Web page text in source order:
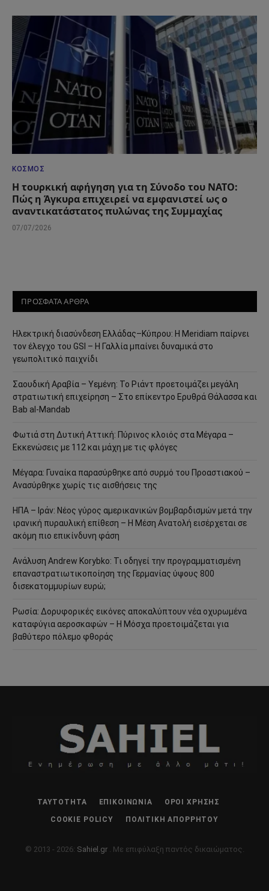
ΚΌΣΜΟΣ
Η τουρκική αφήγηση για τη Σύνοδο του ΝΑΤΟ:
Πώς η Άγκυρα επιχειρεί να εμφανιστεί ως ο
αναντικατάστατος πυλώνας της Συμμαχίας
07/07/2026
ΠΡΟΣΦΑΤΑ ΑΡΘΡΑ
Ηλεκτρική διασύνδεση Ελλάδας–Κύπρου: Η Meridiam παίρνει
τον έλεγχο του GSI – Η Γαλλία μπαίνει δυναμικά στο
γεωπολιτικό παιχνίδι
Σαουδική Αραβία – Υεμένη: Το Ριάντ προετοιμάζει μεγάλη
στρατιωτική επιχείρηση – Στο επίκεντρο Ερυθρά Θάλασσα και
Bab al-Mandab
Φωτιά στη Δυτική Αττική: Πύρινος κλοιός στα Μέγαρα –
Εκκενώσεις με 112 και μάχη με τις φλόγες
Μέγαρα: Γυναίκα παρασύρθηκε από συρμό του Προαστιακού –
Ανασύρθηκε χωρίς τις αισθήσεις της
ΗΠΑ – Ιράν: Νέος γύρος αμερικανικών βομβαρδισμών μετά την
ιρανική πυραυλική επίθεση – Η Μέση Ανατολή εισέρχεται σε
ακόμη πιο επικίνδυνη φάση
Ανάλυση Andrew Korybko: Τι οδηγεί την προγραμματισμένη
επαναστρατιωτικοποίηση της Γερμανίας ύψους 800
δισεκατομμυρίων ευρώ;
Ρωσία: Δορυφορικές εικόνες αποκαλύπτουν νέα οχυρωμένα
καταφύγια αεροσκαφών – Η Μόσχα προετοιμάζεται για
βαθύτερο πόλεμο φθοράς
ΤΑΥΤΌΤΗΤΑ ΕΠΙΚΟΙΝΩΝΊΑ ΌΡΟΙ ΧΡΉΣΗΣ
COOKIE POLICY ΠΟΛΙΤΙΚΉ ΑΠΟΡΡΉΤΟΥ
© 2013 - 2026: Sahiel.gr . Με επιφύλαξη παντός δικαιώματος.